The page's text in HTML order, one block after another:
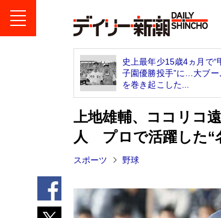
史上最年少15歳4ヵ月で“
子園優勝投手”に…大ブー
を巻き起こした...
上地雄輔、ココリコ
人 プロで活躍した“
スポーツ 野球